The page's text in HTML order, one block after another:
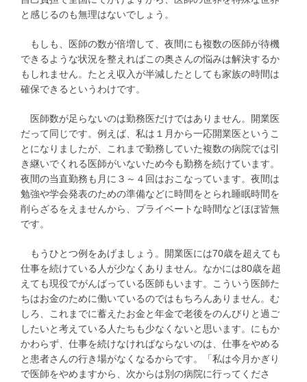
と感じるのも無理はないでしょう。
もしも、医師の数が倍増して、夜間にも複数の医師が待機
できるような状況を整えればこの奥さんの悩みは解決するか
もしれません。たとえ収入が半減したとしても家族の時間は
確保できるというわけです。
医師数が足らないのは勤務医だけではありません。開業医
だって同じです。例えば、私は１月から一応開業医というこ
とになりましたが、これまで勤務していた複数の病院では引
き継いでくれる医師がいないため今も勤務を続けています。
夜間の当直勤務も月に３～４回はおこなっています。夜間は
勉強や学会発表のための準備などに時間をとられ睡眠時間を
削らざるをえませんから、プライベートな時間などほぼ皆無
です。
もうひとつ例をあげましょう。開業医には70歳を超えても
仕事を続けている人が少なくありません。なかには80歳を超
えても現役でがんばっている医師もいます。こういう医師た
ちはお金のために働いているのではもちろんありません。む
しろ、これまでに蓄えたお金と年金で老後をのんびりと過ご
したいと考えている人たちも少なくないと思います。にもか
かわらず、仕事を続けなければならないのは、仕事をやめる
と患者さんの行き場がなくなるからです。「私は今月かぎり
で医師をやめますから、次からは別の病院に行ってくださ